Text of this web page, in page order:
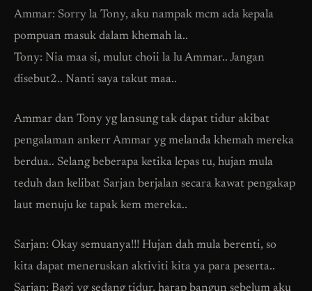
Ammar: Sorry la Tony, aku nampak mcm ada kepala
pompuan masuk dalam khemah la..
Tony: Nia maa si, mulut choii la lu Ammar.. Jangan
disebut2.. Nanti saya takut maa..
Ammar dan Tony yg lansung tak dapat tidur akibat
pengalaman ankerr Ammar yg melanda khemah mereka
berdua.. Selang beberapa ketika lepas tu, hujan mula
teduh dan kelibat Sarjan berjalan secara kawat pengakap
laut menuju ke tapak kem mereka..
Sarjan: Okay semuanya!!! Hujan dah mula berenti, so
kita dapat meneruskan aktiviti kita ya para peserta..
Sarjan: Bagi yg sedang tidur, harap bangun sebelum aku